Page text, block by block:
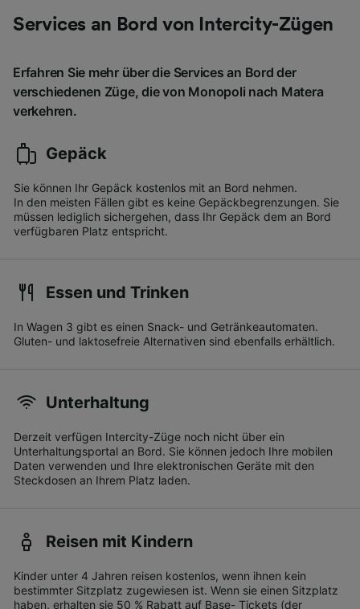
Services an Bord von Intercity-Zügen
Erfahren Sie mehr über die Services an Bord der
verschiedenen Züge, die von Monopoli nach Matera
verkehren.
Gepäck
Sie können Ihr Gepäck kostenlos mit an Bord nehmen.
In den meisten Fällen gibt es keine Gepäckbegrenzungen. Sie
müssen lediglich sichergehen, dass Ihr Gepäck dem an Bord
verfügbaren Platz entspricht.
Essen und Trinken
In Wagen 3 gibt es einen Snack- und Getränkeautomaten.
Gluten- und laktosefreie Alternativen sind ebenfalls erhältlich.
Unterhaltung
Derzeit verfügen Intercity-Züge noch nicht über ein
Unterhaltungsportal an Bord. Sie können jedoch Ihre mobilen
Daten verwenden und Ihre elektronischen Geräte mit den
Steckdosen an Ihrem Platz laden.
Reisen mit Kindern
Kinder unter 4 Jahren reisen kostenlos, wenn ihnen kein
bestimmter Sitzplatz zugewiesen ist. Wenn sie einen Sitzplatz
haben, erhalten sie 50 % Rabatt auf Base- Tickets (der